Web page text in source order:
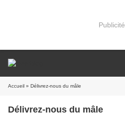
Publicité
Accueil » Délivrez-nous du mâle
Délivrez-nous du mâle